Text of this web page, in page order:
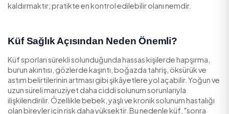
açısından neden ciddiye alınması gerektiğini ve kalıcı
Küfün gelişmesi için üç şey gerekir: nem, organik
derz, ahşap, kâğıt) ve durgun hava. Bu üçlü bir araya
küf 24-48 saat içinde oluşmaya başlayabilir. Çözümün
döngüyü kırmak, yani üç koşuldan en az birini ortadan
kaldırmaktır; pratikte en kontrol edilebilir olanı nemdir.